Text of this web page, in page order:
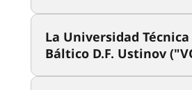
La Universidad
Báltico D.F. Ustinov